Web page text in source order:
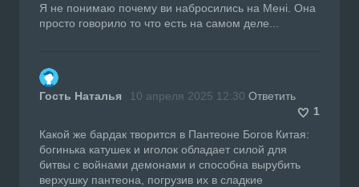
Я не понимаю почему ви набросились на Мені. Она
просто говорило то что есть на самом деле...
Гость Наталья 10 апреля 2025 12:30 Ответить
1
Какой же бардак творится в Пантеоне Богов Китая:
богинька катушек и иголок обладает силой для
битвы с войнами демонами и способна вырубить
верхушку пантеона, погрузив их в сладкие